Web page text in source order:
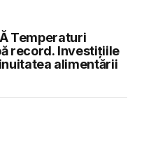
Temperaturi
record. Investițiile
alimentării